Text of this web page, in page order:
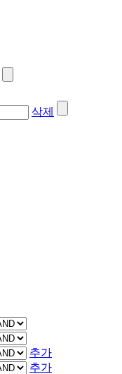
삭제
추가
추가